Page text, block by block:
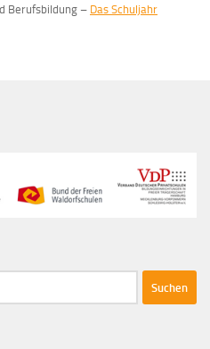
Berufsbildung – Das Schuljahr